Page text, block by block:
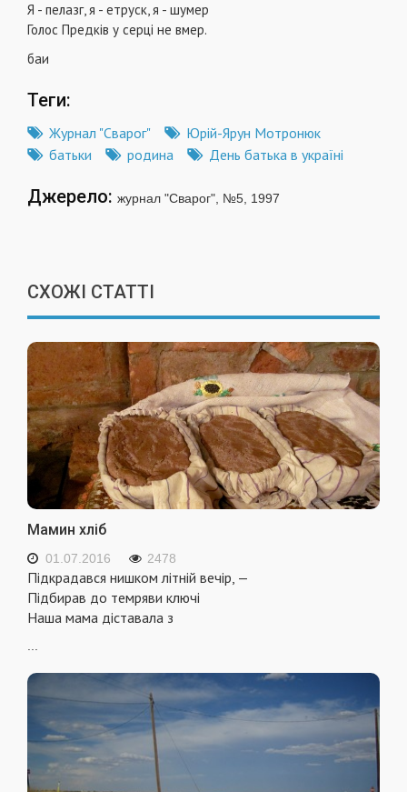
Я - пелазг, я - етруск, я - шумер
Голос Предків у серці не вмер.
баи
Теги:
Журнал "Сварог"
Юрій-Ярун Мотронюк
батьки
родина День батька в україні
Джерело: журнал "Сварог", №5, 1997
СХОЖІ СТАТТІ
Мамин хліб
01.07.2016 2478
Підкрадався нишком літній вечір, —
Підбирав до темряви ключі
Наша мама діставала з